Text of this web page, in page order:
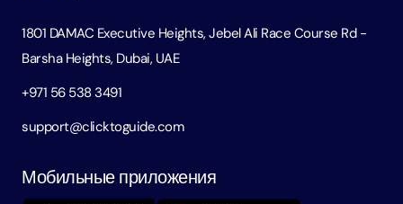
1801 DAMAC Executive Heights, Jebel Ali Race Course Rd -
Barsha Heights, Dubai, UAE
+971 56 538 3491
support@clicktoguide.com
Мобильные приложения